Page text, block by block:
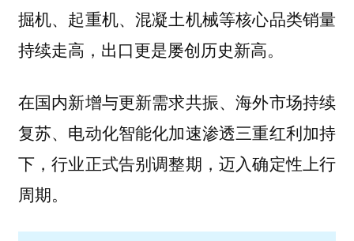
掘机、起重机、混凝土机械等核心品类销量
持续走高，出口更是屡创历史新高。
在国内新增与更新需求共振、海外市场持续
复苏、电动化智能化加速渗透三重红利加持
下，行业正式告别调整期，迈入确定性上行
周期。